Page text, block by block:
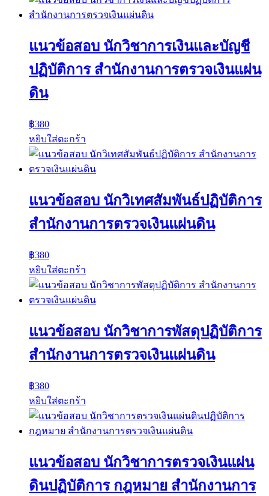
แนวข้อสอบ นักวิชาการเงินและบัญชี
ปฏิบัติการ สำนักงานการตรวจเงินแผ่น
ดิน
฿380
หยิบใส่ตะกร้า
แนวข้อสอบ นักวิเทศสัมพันธ์ปฏิบัติการ
สำนักงานการตรวจเงินแผ่นดิน
฿380
หยิบใส่ตะกร้า
แนวข้อสอบ นักวิชาการพัสดุปฏิบัติการ
สำนักงานการตรวจเงินแผ่นดิน
฿380
หยิบใส่ตะกร้า
แนวข้อสอบ นักวิชาการตรวจเงินแผ่น
ดินปฏิบัติการ กฎหมาย สำนักงานการ